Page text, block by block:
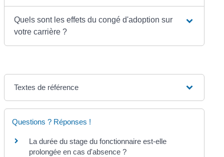
Quels sont les effets du congé d'adoption sur
votre carrière ?
Textes de référence
Questions ? Réponses !
La durée du stage du fonctionnaire est-elle
prolongée en cas d'absence ?